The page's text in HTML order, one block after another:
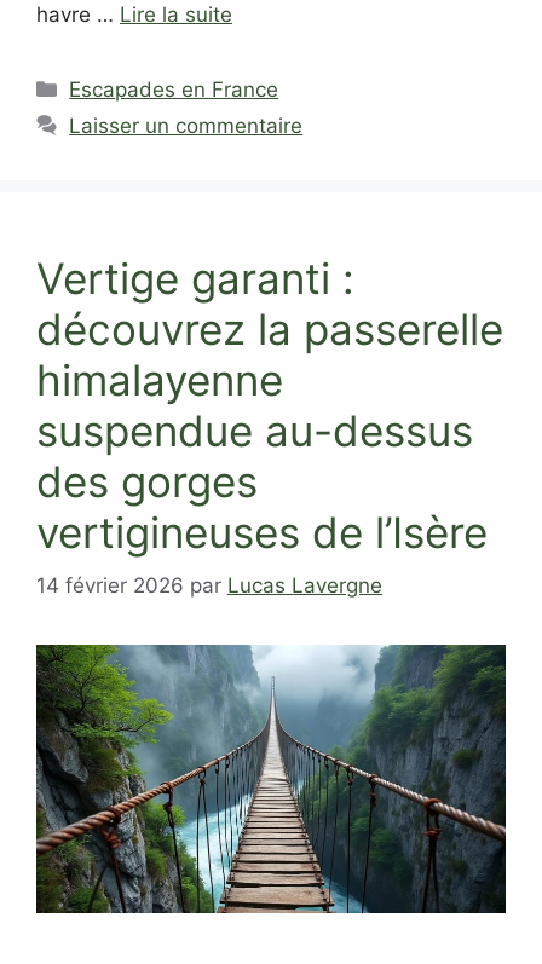
havre … Lire la suite
Catégories
Escapades en France
Laisser un commentaire
Vertige garanti :
découvrez la passerelle
himalayenne
suspendue au-dessus
des gorges
vertigineuses de l’Isère
14 février 2026 par Lucas Lavergne